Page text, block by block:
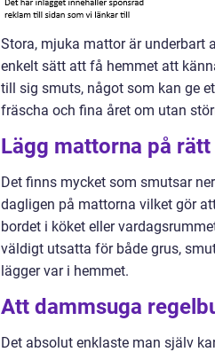
Stora, mjuka mattor är underbart
enkelt sätt att få hemmet att
till sig smuts, något som kan ge
fräscha och fina året om utan
Lägg mattorna på
Det finns mycket som smutsar
dagligen på mattorna vilket gör
bordet i köket eller
väldigt utsatta för både grus,
lägger var i hemmet.
Att dammsuga
Det absolut enklaste man själv